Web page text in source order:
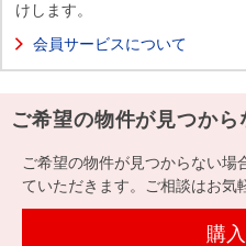
中古
マン
ンを
探す
無
料
定
売却
店舗のご
案内（首
案内
ごあいさ
つ
要
経営ビジ
ョン
組織
沿革
本社
図
新卒採用
情報
採用
採用情報
提携企業にお勤めの方
けします。
会員サービスについて
ご希望の物件が見つから
ご希望の物件が見つからない
ていただきます。ご相談はお気
購